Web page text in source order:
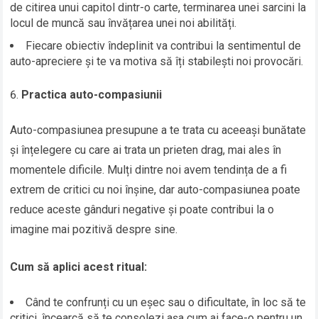
de citirea unui capitol dintr-o carte, terminarea unei sarcini la
locul de muncă sau învățarea unei noi abilități.
Fiecare obiectiv îndeplinit va contribui la sentimentul de
auto-apreciere și te va motiva să îți stabilești noi provocări.
Practica auto-compasiunii
Auto-compasiunea presupune a te trata cu aceeași bunătate
și înțelegere cu care ai trata un prieten drag, mai ales în
momentele dificile. Mulți dintre noi avem tendința de a fi
extrem de critici cu noi înșine, dar auto-compasiunea poate
reduce aceste gânduri negative și poate contribui la o
imagine mai pozitivă despre sine.
Cum să aplici acest ritual:
Când te confrunți cu un eșec sau o dificultate, în loc să te